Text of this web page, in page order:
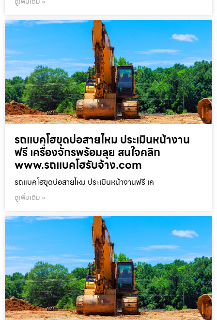
รถแบคโฮขุดบ่อสายไหม ประเมินหน้างาน
ฟรี เครื่องจักรพร้อมลุย สนใจคลิก
www.รถแบคโฮรับจ้าง.com
รถแบคโฮขุดบ่อสายไหม ประเมินหน้างานฟรี เค
ดูเพิ่มเติม »